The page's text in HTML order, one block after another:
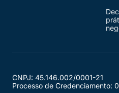
CNPJ: 45.146.002/0001-21
Processo de Credenciamento: